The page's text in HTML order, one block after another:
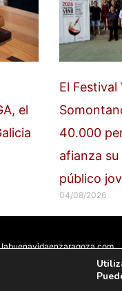
el
El Festival
40.000
afianza
público
04/08/2026
Mantenimiento web